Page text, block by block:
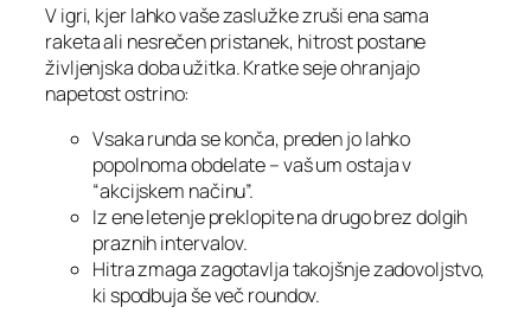
V igri, kjer lahko vaše zaslužke zruši ena sama
raketa ali nesrečen pristanek, hitrost postane
življenjska doba užitka. Kratke seje ohranjajo
napetost ostrino:
Vsaka runda se konča, preden jo lahko
popolnoma obdelate – vaš um ostaja v
“akcijskem načinu”.
Iz ene letenje preklopite na drugo brez dolgih
praznih intervalov.
Hitra zmaga zagotavlja takojšnje zadovoljstvo,
ki spodbuja še več roundov.